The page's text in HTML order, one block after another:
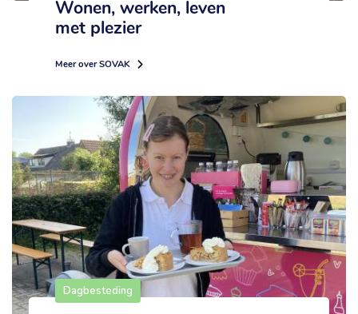
Wonen, werken, leven
met plezier
Meer over SOVAK
Dagbesteding